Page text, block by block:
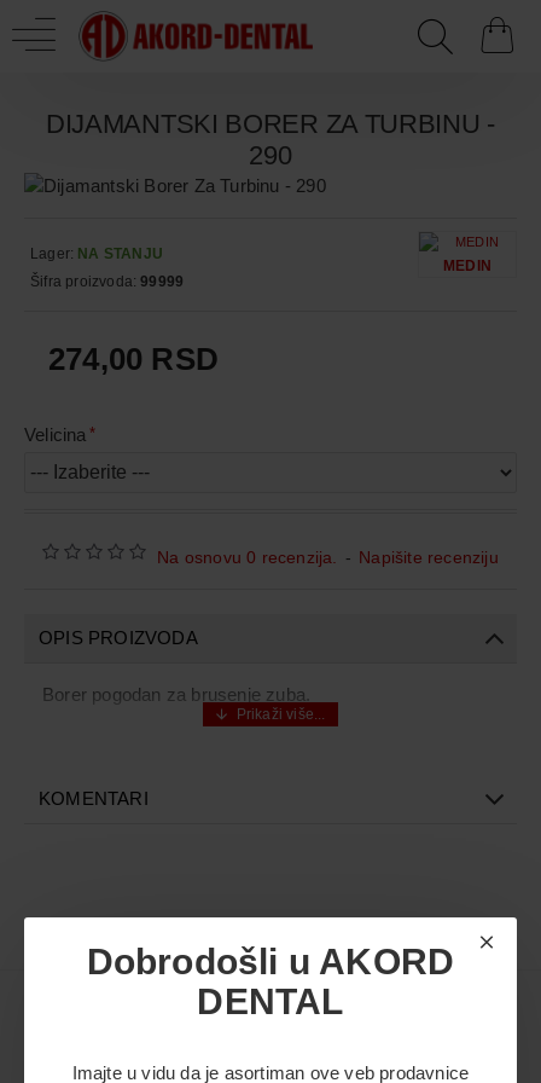
Dobrodošli u AKORD
DENTAL
Imajte u vidu da je asortiman ove veb prodavnice
DIJAMANTSKI BORER ZA TURBINU -
290
Na osnovu 0 recenzija. - Napišite recenziju
274,00 RSD
Lager: NA STANJU
Šifra proizvoda: 99999
MEDIN
Velicina
OPIS PROIZVODA
Borer pogodan za brusenje zuba.
KOMENTARI